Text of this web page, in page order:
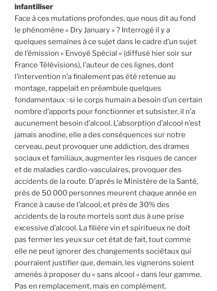
infantiliser
Face à ces mutations profondes, que nous dit au fond
le phénomène « Dry January » ? Interrogé il y a
quelques semaines à ce sujet dans le cadre d’un sujet
de l’émission « Envoyé Spécial » (diffusé hier soir sur
France Télévisions), l’auteur de ces lignes, dont
l’intervention n’a finalement pas été retenue au
montage, rappelait en préambule quelques
fondamentaux : si le corps humain a besoin d’un certain
nombre d’apports pour fonctionner et subsister, il n’a
aucunement besoin d’alcool. L’absorption d’alcool n’est
jamais anodine, elle a des conséquences sur notre
cerveau, peut provoquer une addiction, des drames
sociaux et familiaux, augmenter les risques de cancer
et de maladies cardio-vasculaires, provoquer des
accidents de la route. D’après le Ministère de la Santé,
près de 50 000 personnes meurent chaque année en
France à cause de l’alcool, et près de 30% des
accidents de la route mortels sont dus à une prise
excessive d’alcool. La filière vin et spiritueux ne doit
pas fermer les yeux sur cet état de fait, tout comme
elle ne peut ignorer des changements sociétaux qui
pourraient justifier que, demain, les vignerons soient
amenés à proposer du « sans alcool » dans leur gamme.
Pas en remplacement, mais en complément.